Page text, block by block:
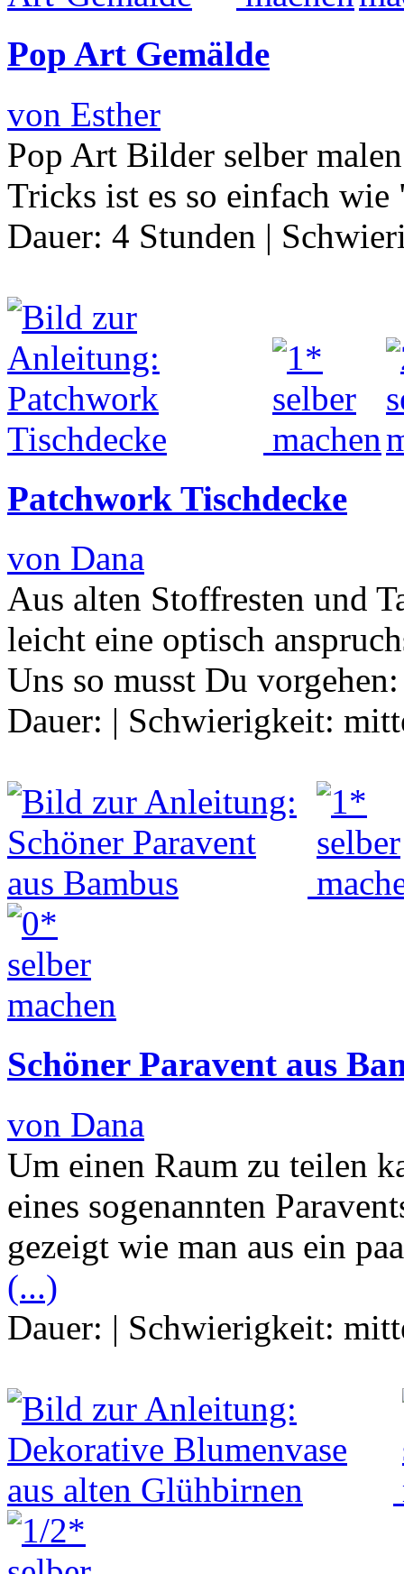
Pop Art Gemälde
von Esther
Pop Art Bilder selber
Tricks ist es so einfach
Dauer: 4 Stunden |
Patchwork Tischdecke
von Dana
Aus alten Stoffresten und
leicht eine optisch
Uns so musst Du
Dauer: | Schwierigkeit:
Schöner Paravent aus
von Dana
Um einen Raum zu teilen
eines sogenannten
gezeigt wie man aus ein
(...)
Dauer: | Schwierigkeit: